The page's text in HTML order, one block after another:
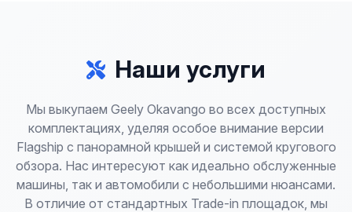
Наши услуги
Мы выкупаем Geely Okavango во всех доступных
комплектациях, уделяя особое внимание версии
Flagship с панорамной крышей и системой кругового
обзора. Нас интересуют как идеально обслуженные
машины, так и автомобили с небольшими нюансами.
В отличие от стандартных Trade-in площадок, мы